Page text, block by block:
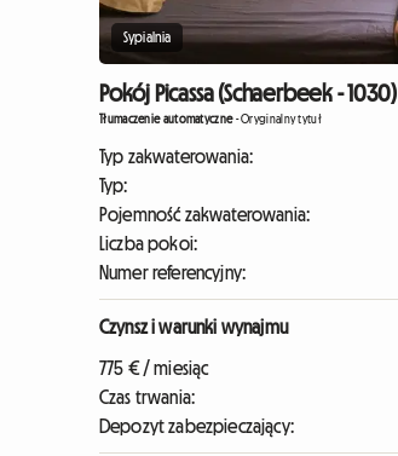
Sypialnia
Pokój Picassa (Schaerbeek - 1030)
Tłumaczenie automatyczne-Oryginalny tytuł
Typ zakwaterowania:
Typ:
Pojemność zakwaterowania:
Liczba pokoi:
Numer referencyjny:
Czynsz i warunki wynajmu
775 € / miesiąc
Czas trwania:
Depozyt zabezpieczający: